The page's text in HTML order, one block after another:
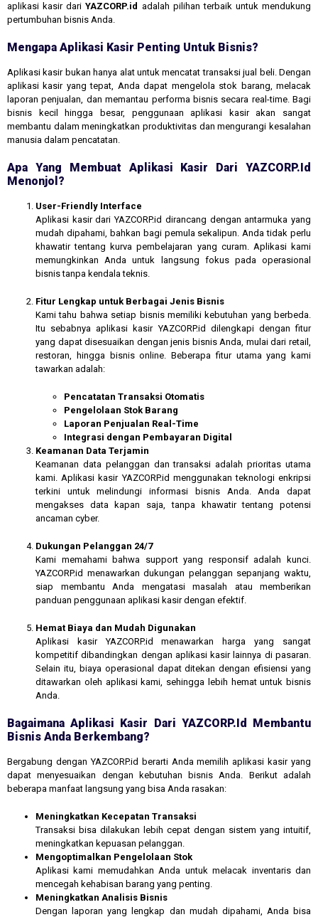
aplikasi kasir dariYAZCORP.id adalah pilihan terbaik untuk mendukung
pertumbuhan bisnis Anda.
Mengapa Aplikasi Kasir Penting Untuk Bisnis?
Aplikasi kasir bukan hanya alat untuk mencatat transaksi jual beli. Dengan
aplikasi kasir yang tepat, Anda dapat mengelola stok barang, melacak
laporan penjualan, dan memantau performa bisnis secara real-time. Bagi
bisnis kecil hingga besar, penggunaan aplikasi kasir akan sangat
membantu dalam meningkatkan produktivitas dan mengurangi kesalahan
manusia dalam pencatatan.
Apa Yang Membuat Aplikasi Kasir Dari YAZCORP.id
Menonjol?
User-Friendly Interface
Aplikasi kasir dari YAZCORP.id dirancang dengan antarmuka yang
mudah dipahami, bahkan bagi pemula sekalipun. Anda tidak perlu
khawatir tentang kurva pembelajaran yang curam. Aplikasi kami
memungkinkan Anda untuk langsung fokus pada operasional
bisnis tanpa kendala teknis.
Fitur Lengkap untuk Berbagai Jenis Bisnis
Kami tahu bahwa setiap bisnis memiliki kebutuhan yang berbeda.
Itu sebabnya aplikasi kasir YAZCORP.id dilengkapi dengan fitur
yang dapat disesuaikan dengan jenis bisnis Anda, mulai dari retail,
restoran, hingga bisnis online. Beberapa fitur utama yang kami
tawarkan adalah:
Pencatatan Transaksi Otomatis
Pengelolaan Stok Barang
Laporan Penjualan Real-Time
Integrasi dengan Pembayaran Digital
Keamanan Data Terjamin
Keamanan data pelanggan dan transaksi adalah prioritas utama
kami. Aplikasi kasir YAZCORP.id menggunakan teknologi enkripsi
terkini untuk melindungi informasi bisnis Anda. Anda dapat
mengakses data kapan saja, tanpa khawatir tentang potensi
ancaman cyber.
Dukungan Pelanggan 24/7
Kami memahami bahwa support yang responsif adalah kunci.
YAZCORP.id menawarkan dukungan pelanggan sepanjang waktu,
siap membantu Anda mengatasi masalah atau memberikan
panduan penggunaan aplikasi kasir dengan efektif.
Hemat Biaya dan Mudah Digunakan
Aplikasi kasir YAZCORP.id menawarkan harga yang sangat
kompetitif dibandingkan dengan aplikasi kasir lainnya di pasaran.
Selain itu, biaya operasional dapat ditekan dengan efisiensi yang
ditawarkan oleh aplikasi kami, sehingga lebih hemat untuk bisnis
Anda.
Bagaimana Aplikasi Kasir Dari YAZCORP.id Membantu
Bisnis Anda Berkembang?
Bergabung dengan YAZCORP.id berarti Anda memilih aplikasi kasir yang
dapat menyesuaikan dengan kebutuhan bisnis Anda. Berikut adalah
beberapa manfaat langsung yang bisa Anda rasakan:
Meningkatkan Kecepatan Transaksi
Transaksi bisa dilakukan lebih cepat dengan sistem yang intuitif,
meningkatkan kepuasan pelanggan.
Mengoptimalkan Pengelolaan Stok
Aplikasi kami memudahkan Anda untuk melacak inventaris dan
mencegah kehabisan barang yang penting.
Meningkatkan Analisis Bisnis
Dengan laporan yang lengkap dan mudah dipahami, Anda bisa